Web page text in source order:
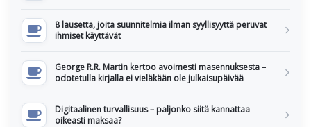
8 lausetta, joita suunnitelmia ilman syyllisyyttä peruvat
ihmiset käyttävät
George R.R. Martin kertoo avoimesti masennuksesta –
odotetulla kirjalla ei vieläkään ole julkaisupäivää
Digitaalinen turvallisuus – paljonko siitä kannattaa
oikeasti maksaa?